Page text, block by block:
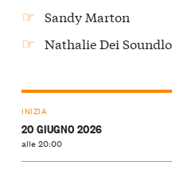
Sandy Marton
Nathalie Dei
INIZIA
20 GIUGNO 2026
alle 20:00